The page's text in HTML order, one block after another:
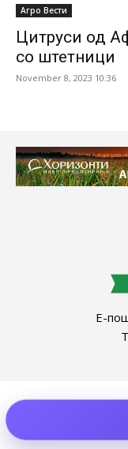
Агро Вести
Цитруси од
со штетници
November 8, 2023 10:36
Е-